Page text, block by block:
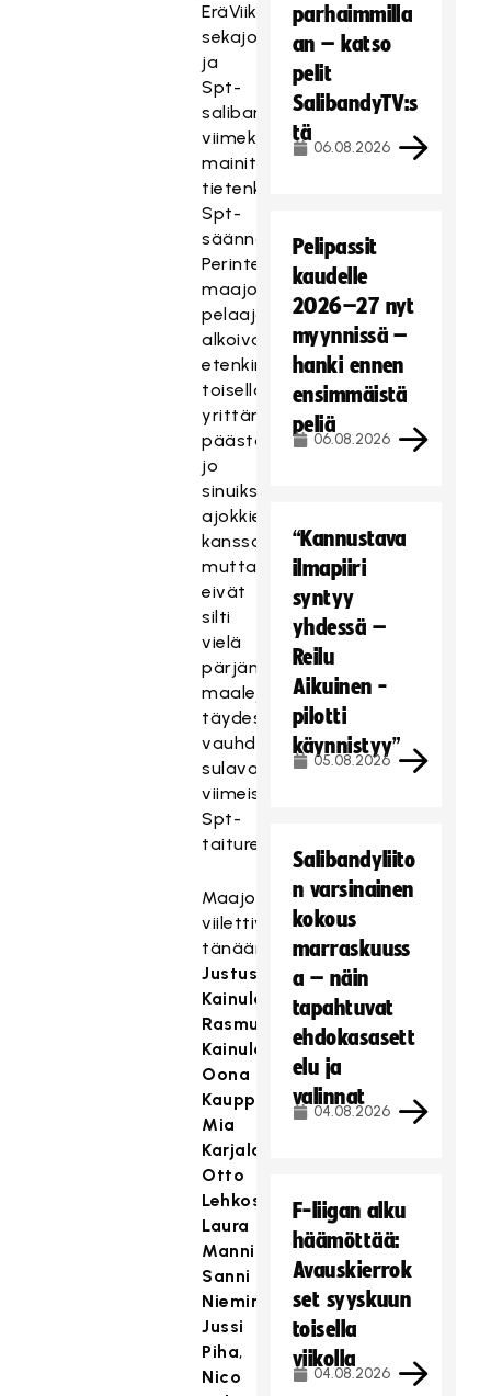
EräViikinkien
sekajoukkueen
ja
Spt-
salibandymaajoukkueen,
viimeksi
mainitun
tietenkin
Spt-
säännöin.
Perinteisen
maajoukkueen
pelaajat
alkoivat
etenkin
toisella
yrittämällä
päästä
jo
sinuiksi
ajokkiensa
kanssa
mutta
eivät
silti
vielä
pärjänneet
maaleja
täydestä
vauhdista
sulavasti
viimeistelleille
Spt-
taitureille.
Maajoukkuepaidassa
viilettivät
tänään
Justus
Kainulainen,
Rasmus
Kainulainen,
Oona
Kauppi
Mia
Karjalainen
Otto
Lehkosuo
Laura
Manninen
Sanni
Nieminen
Jussi
Piha,
Nico
parhaimmilla
an – katso
pelit
SalibandyTV:s
tä
06.08.2026
Pelipassit
kaudelle
2026–27 nyt
myynnissä –
hanki ennen
ensimmäistä
peliä
06.08.2026
“Kannustava
ilmapiiri
syntyy
yhdessä –
Reilu
Aikuinen -
pilotti
käynnistyy”
05.08.2026
Salibandyliito
n varsinainen
kokous
marraskuuss
a – näin
tapahtuvat
ehdokasasett
elu ja
valinnat
04.08.2026
F-liigan alku
häämöttää:
Avauskierrok
set syyskuun
toisella
viikolla
04.08.2026